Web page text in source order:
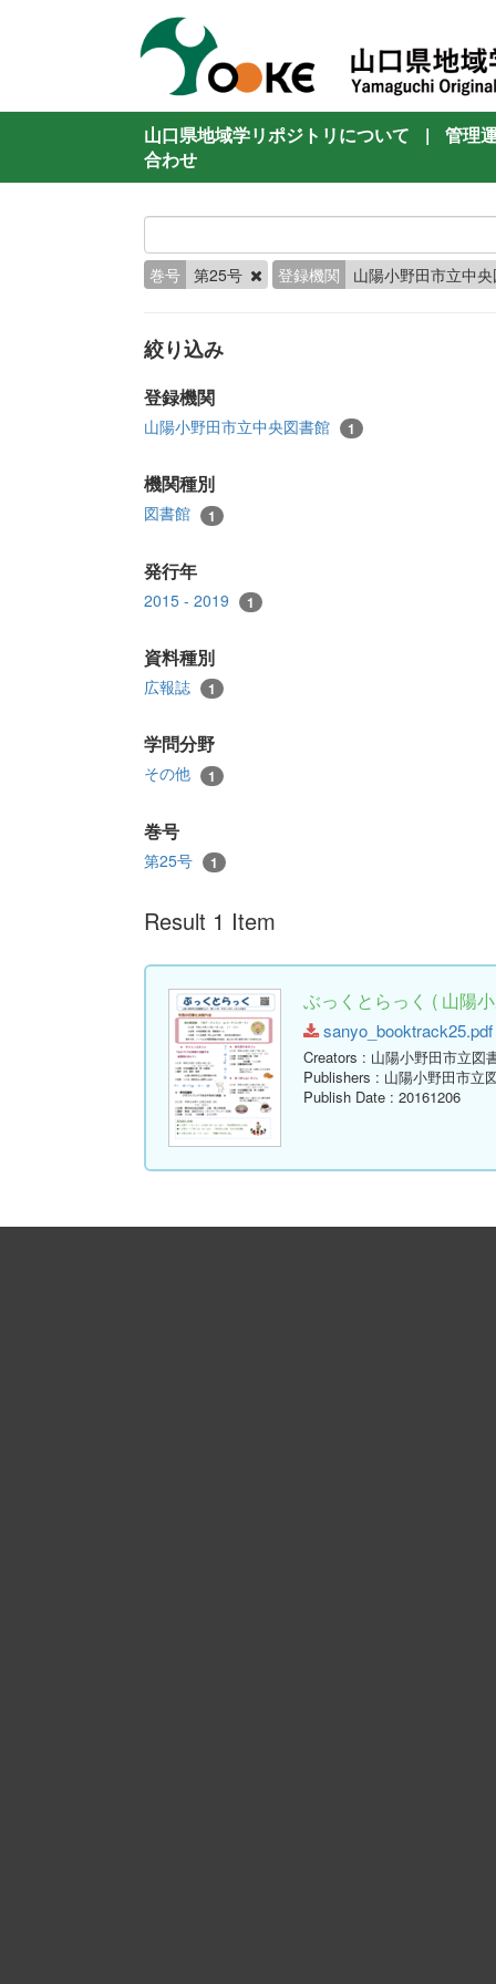
山口県地域学リポジトリについて |
管理
合わせ
巻号 第25号 登録機関 山陽小野田市立中
絞り込み
登録機関
山陽小野田市立中央図書館 1
機関種別
図書館 1
発行年
2015 - 2019 1
資料種別
広報誌 1
学問分野
その他 1
巻号
第25号 1
Result 1 Item
ぶっくとらっく ( 山陽
Creators : 山陽小野田市立図
Publishers : 山陽小野田市立
Publish Date : 20161206